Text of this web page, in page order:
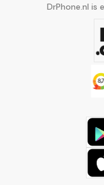
DrPhone.nl is